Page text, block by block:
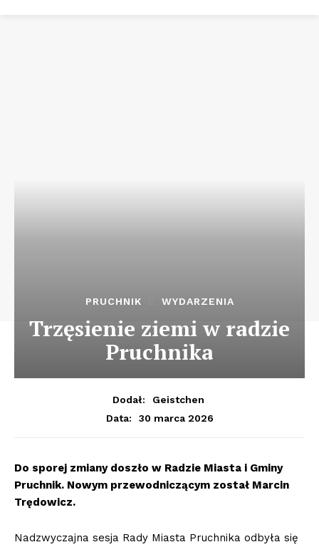
PRUCHNIK WYDARZENIA
Trzęsienie ziemi w radzie
Pruchnika
Dodał:
Geistchen
Data:
30 marca 2026
Do sporej zmiany doszło w Radzie Miasta i Gminy
Pruchnik. Nowym przewodniczącym został Marcin
Trędowicz.
Nadzwyczajna sesja Rady Miasta Pruchnika odbyła się